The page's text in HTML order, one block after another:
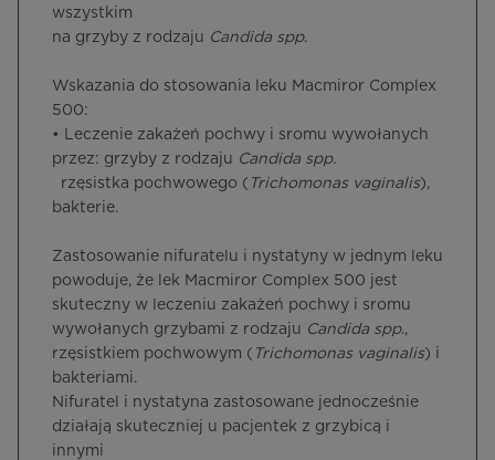
wszystkim
na grzyby z rodzaju Candida spp.
Wskazania do stosowania leku Macmiror Complex
500:
• Leczenie zakażeń pochwy i sromu wywołanych
przez: grzyby z rodzaju Candida spp.
rzęsistka pochwowego ( Trichomonas vaginalis),
bakterie.
Zastosowanie nifuratelu i nystatyny w jednym leku
powoduje, że lek Macmiror Complex 500 jest
skuteczny w leczeniu zakażeń pochwy i sromu
wywołanych grzybami z rodzaju Candida spp.,
rzęsistkiem pochwowym ( Trichomonas vaginalis) i
bakteriami.
Nifuratel i nystatyna zastosowane jednocześnie
działają skuteczniej u pacjentek z grzybicą i
innymi